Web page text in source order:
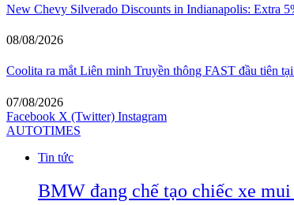
New Chevy Silverado Discounts in Indianapolis: Extra
08/08/2026
Coolita ra mắt Liên minh Truyền thông FAST đầu tiên
07/08/2026
Facebook X (Twitter) Instagram
AUTOTIMES
Tin tức
BMW đang chế tạo chiếc xe